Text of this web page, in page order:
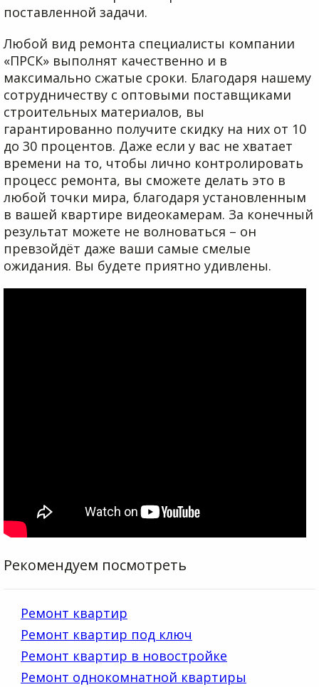
поставленной задачи.
Любой вид ремонта специалисты компании
«ПРСК» выполнят качественно и в
максимально сжатые сроки. Благодаря нашему
сотрудничеству с оптовыми поставщиками
строительных материалов, вы
гарантированно получите скидку на них от 10
до 30 процентов. Даже если у вас не хватает
времени на то, чтобы лично контролировать
процесс ремонта, вы сможете делать это в
любой точки мира, благодаря установленным
в вашей квартире видеокамерам. За конечный
результат можете не волноваться – он
превзойдёт даже ваши самые смелые
ожидания. Вы будете приятно удивлены.
Рекомендуем посмотреть
Ремонт квартир
Ремонт квартир под ключ
Ремонт квартир в новостройке
Ремонт однокомнатной квартиры